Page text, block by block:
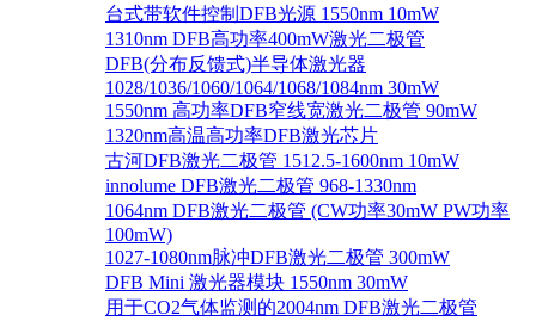
台式带软件控制DFB光源 1550nm 10mW
1310nm DFB高功率400mW激光二极管
DFB(分布反馈式)半导体激光器
1028/1036/1060/1064/1068/1084nm 30mW
1550nm 高功率DFB窄线宽激光二极管 90mW
1320nm高温高功率DFB激光芯片
古河DFB激光二极管 1512.5-1600nm 10mW
innolume DFB激光二极管 968-1330nm
1064nm DFB激光二极管 (CW功率30mW PW功率
100mW)
1027-1080nm脉冲DFB激光二极管 300mW
DFB Mini 激光器模块 1550nm 30mW
用于CO2气体监测的2004nm DFB激光二极管